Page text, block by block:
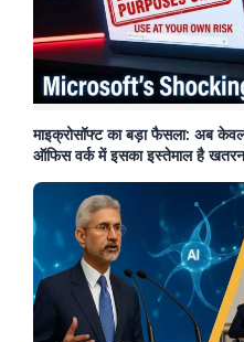
माइक्रोसॉफ्ट का बड़ा फैसला: अब
ऑफिस वर्क में इसका इस्तेमाल है